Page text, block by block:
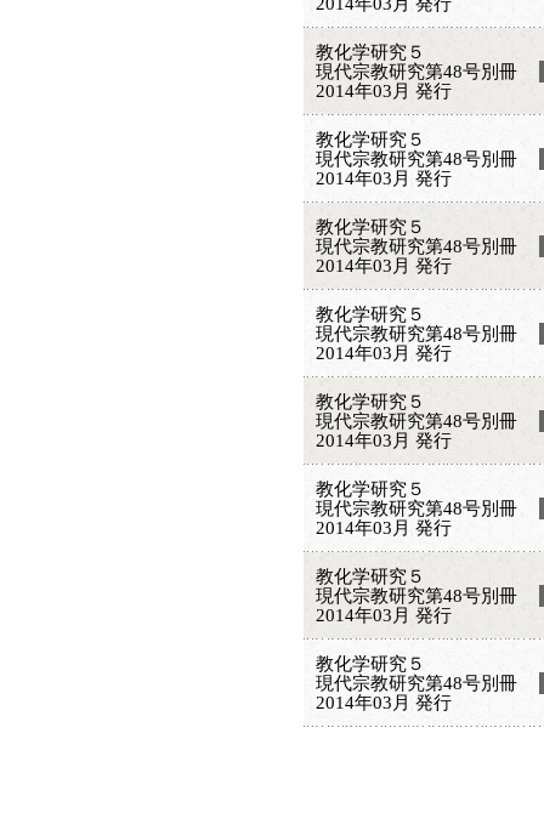
教化学研究５
現代宗教研究第48号別冊
2014年03月 発行
教化学研究５
現代宗教研究第48号別冊
2014年03月 発行
教化学研究５
現代宗教研究第48号別冊
2014年03月 発行
教化学研究５
現代宗教研究第48号別冊
2014年03月 発行
教化学研究５
現代宗教研究第48号別冊
2014年03月 発行
教化学研究５
現代宗教研究第48号別冊
2014年03月 発行
教化学研究５
現代宗教研究第48号別冊
2014年03月 発行
教化学研究５
現代宗教研究第48号別冊
2014年03月 発行